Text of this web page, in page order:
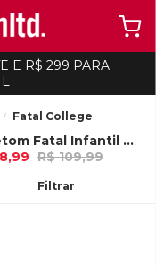
E R$ 299 PARA
Filtrar
Fatal College
-10%
Moletom Fatal Infantil Recortado Fechado Gola Careca Preto
R$ 109,99
32,99 Ou